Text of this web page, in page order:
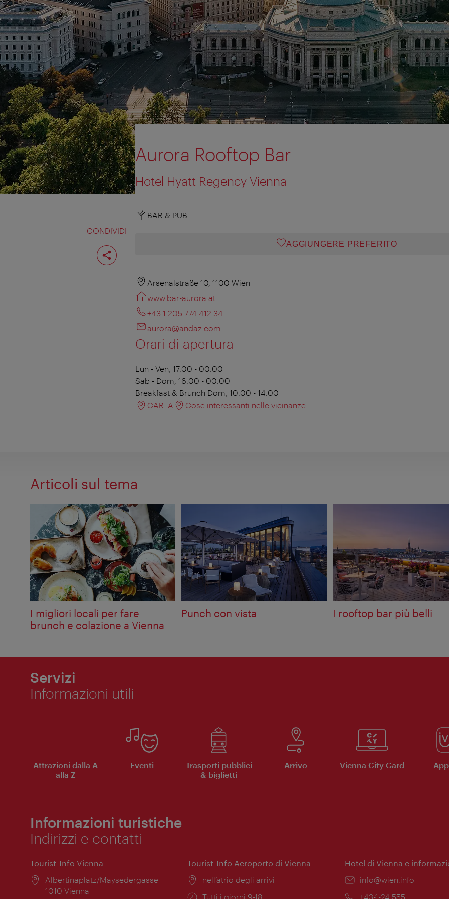
CONDIVIDI
Condividi
pagina
Aurora Rooftop Bar
Hotel Hyatt Regency Vienna
BAR & PUB
AGGIUNGERE PREFERITO
Arsenalstraße 10, 1100 Wien
www.bar-aurora.at
+43 1 205 774 412 34
aurora@andaz.com
Orari di apertura
Lun - Ven, 17:00 - 00:00
Sab - Dom, 16:00 - 00:00
Breakfast & Brunch Dom, 10:00 - 14:00
CARTA
Cose interessanti nelle vicinanze
Articoli sul tema
I migliori locali per fare
brunch e colazione a Vienna
Punch con vista I rooftop bar più belli
Servizi
Informazioni utili
Attrazioni dalla A
alla Z
Eventi
Trasporti pubblici
& biglietti
Arrivo Vienna City Card
Informazioni turistiche
Indirizzi e contatti
Tourist-Info Vienna
Posizione:
Albertinaplatz/Maysedergasse
1010 Vienna
Tourist-Info Aeroporto di Vienna
Posizione:
nell’atrio degli arrivi
Orari
Tutti i giorni 9-18
Hotel di Vienna e
Email:
info@wien.info
Telefono:
+43-1-24 555